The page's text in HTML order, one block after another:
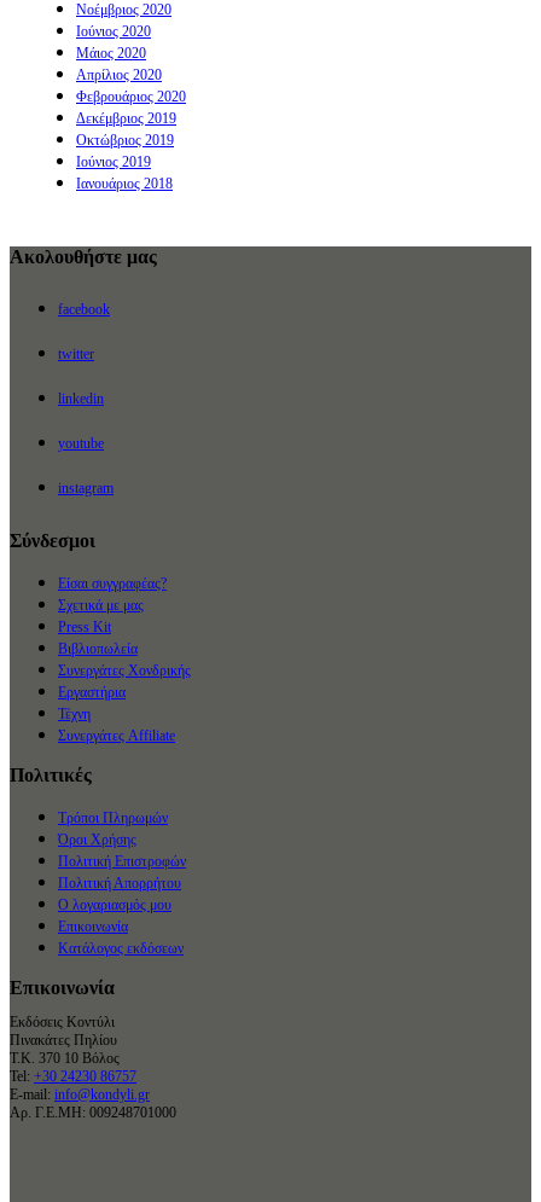
Νοέμβριος 2020
Ιούνιος 2020
Μάιος 2020
Απρίλιος 2020
Φεβρουάριος 2020
Δεκέμβριος 2019
Οκτώβριος 2019
Ιούνιος 2019
Ιανουάριος 2018
Ακολουθήστε μας
facebook
twitter
linkedin
youtube
instagram
Σύνδεσμοι
Είσαι συγγραφέας?
Σχετικά με μας
Press Kit
Βιβλιοπωλεία
Συνεργάτες Χονδρικής
Εργαστήρια
Τέχνη
Συνεργάτες Affiliate
Πολιτικές
Τρόποι Πληρωμών
Όροι Χρήσης
Πολιτική Επιστροφών
Πολιτική Απορρήτου
Ο λογαριασμός μου
Επικοινωνία
Κατάλογος εκδόσεων
Επικοινωνία
Εκδόσεις Κοντύλι
Πινακάτες Πηλίου
Τ.Κ. 370 10 Βόλος
Tel: +30 24230 86757
E-mail: info@kondyli.gr
Αρ. Γ.Ε.ΜΗ: 009248701000